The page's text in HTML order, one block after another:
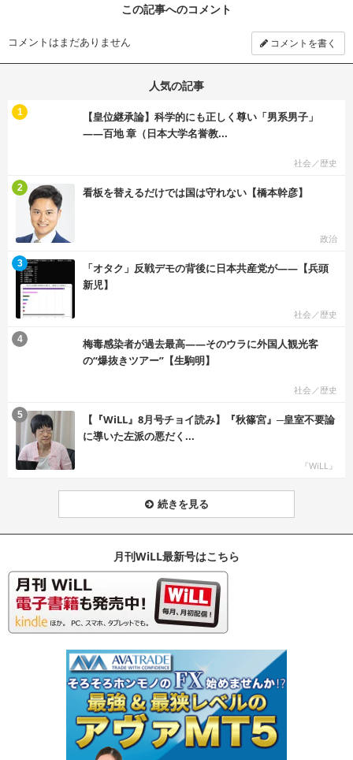
この記事へのコメント
コメントはまだありません コメントを書く
人気の記事
【皇位継承論】科学的にも正しく尊い「男系男子」
――百地 章（日本大学名誉教...
社会／歴史
1
看板を替えるだけでは国は守れない【橋本幹彦】
政治
2
「オタク」反戦デモの背後に日本共産党が――【兵頭
新児】
社会／歴史
3
梅毒感染者が過去最高――そのウラに外国人観光客
の“爆抜きツアー”【生駒明】
社会／歴史
4
【『WiLL』8月号チョイ読み】『秋篠宮』─皇室不要論
に導いた左派の悪だく...
『WiLL』
5
続きを見る
月刊WiLL最新号はこちら